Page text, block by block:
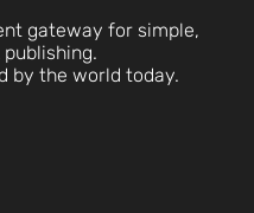
gateway for simple,
by the world today.